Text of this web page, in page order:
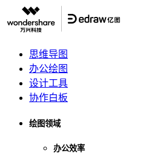
思维导图
办公绘图
设计工具
协作白板
绘图领域
办公效率